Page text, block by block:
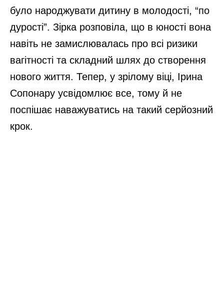
було народжувати дитину в молодості, “по
дурості”. Зірка розповіла, що в юності вона
навіть не замислювалась про всі ризики
вагітності та складний шлях до створення
нового життя. Тепер, у зрілому віці, Ірина
Сопонару усвідомлює все, тому й не
поспішає наважуватись на такий серйозний
крок.